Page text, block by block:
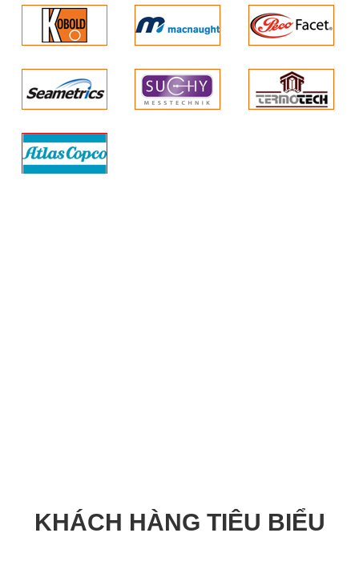
KHÁCH HÀNG TIÊU BIỂU